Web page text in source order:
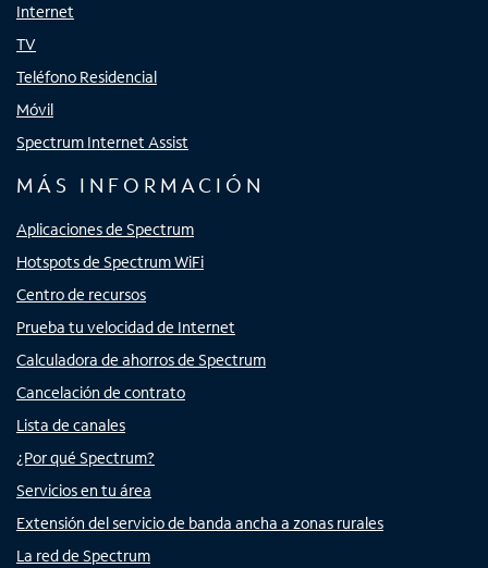
Internet
TV
Teléfono Residencial
Móvil
Spectrum Internet Assist
MÁS INFORMACIÓN
Aplicaciones de Spectrum
Hotspots de Spectrum WiFi
Centro de recursos
Prueba tu velocidad de Internet
Calculadora de ahorros de Spectrum
Cancelación de contrato
Lista de canales
¿Por qué Spectrum?
Servicios en tu área
Extensión del servicio de banda ancha a zonas rurales
La red de Spectrum